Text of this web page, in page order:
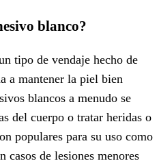
blanco?
tipo de vendaje hecho de
a mantener la piel bien
blancos a menudo se
del cuerpo o tratar heridas o
populares para su uso como
casos de lesiones menores